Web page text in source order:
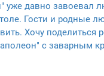
уже давно завоевал
Гости и родные
Хочу поделиться
с заварным